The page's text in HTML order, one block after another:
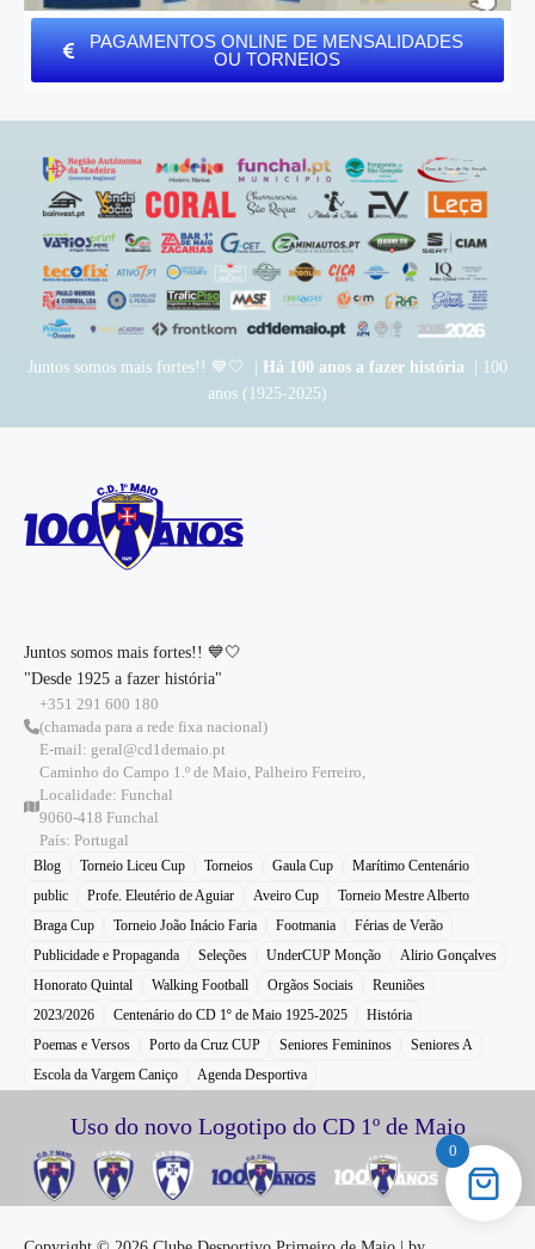
PAGAMENTOS ONLINE DE MENSALIDADES
OU TORNEIOS
Juntos somos mais fortes!! 💙🤍 | Há 100 anos a fazer história | 100
anos (1925-2025)
Juntos somos mais fortes!! 💙🤍
"Desde 1925 a fazer história"
+351 291 600 180
(chamada para a rede fixa nacional)
E-mail: geral@cd1demaio.pt
Caminho do Campo 1.º de Maio, Palheiro Ferreiro,
Localidade: Funchal
9060-418 Funchal
País: Portugal
Blog Torneio Liceu Cup Torneios Gaula Cup
Marítimo Centenário
public
Profe. Eleutério de Aguiar Aveiro Cup
Torneio Mestre Alberto
Braga Cup
Torneio João Inácio Faria Footmania
Férias de Verão
Publicidade e Propaganda
Seleções UnderCUP Monção
Alirio Gonçalves
Honorato Quintal
Walking Football Orgãos Sociais
Reuniões
2023/2026
Centenário do CD 1º de Maio 1925-2025
História
Poemas e Versos
Porto da Cruz CUP Seniores Femininos
Seniores A
Escola da Vargem Caniço
Agenda Desportiva
Uso do novo Logotipo do CD 1º de Maio
0